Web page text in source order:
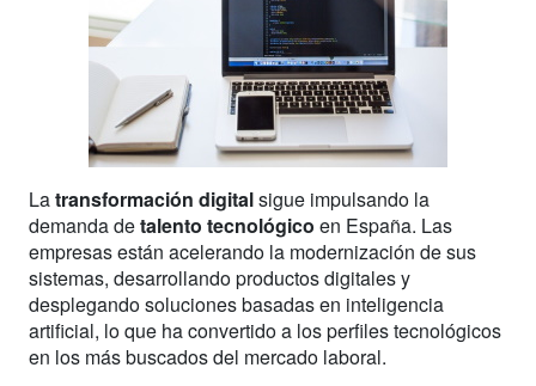
Latransformación digitalsigue impulsando la
demanda detalento tecnológico en España. Las
empresas están acelerando la modernización de sus
sistemas, desarrollando productos digitales y
desplegando soluciones basadas en inteligencia
artificial, lo que ha convertido a los perfiles tecnológicos
en los más buscados del mercado laboral.